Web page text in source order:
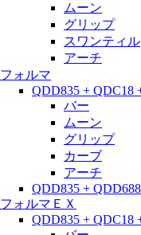
ムーン
グリップ
スワンティル
アーチ
フォルマ
QDD835 + QDC18
バー
ムーン
グリップ
カーブ
アーチ
QDD835 +
フォルマＥＸ
QDD835 + QDC18